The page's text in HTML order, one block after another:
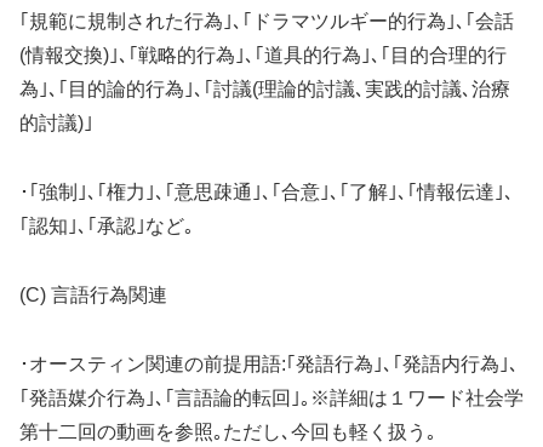
｢規範に規制された行為｣､｢ドラマツルギー的行為｣､｢会話
(情報交換)｣､｢戦略的行為｣､｢道具的行為｣､｢目的合理的行
為｣､｢目的論的行為｣､｢討議(理論的討議､実践的討議､治療
的討議)｣
･｢強制｣､｢権力｣､｢意思疎通｣､｢合意｣､｢了解｣､｢情報伝達｣､
｢認知｣､｢承認｣など｡
(C) 言語行為関連
･オースティン関連の前提用語:｢発語行為｣､｢発語内行為｣､
｢発語媒介行為｣､｢言語論的転回｣｡※詳細は１ワード社会学
第十二回の動画を参照｡ただし､今回も軽く扱う｡